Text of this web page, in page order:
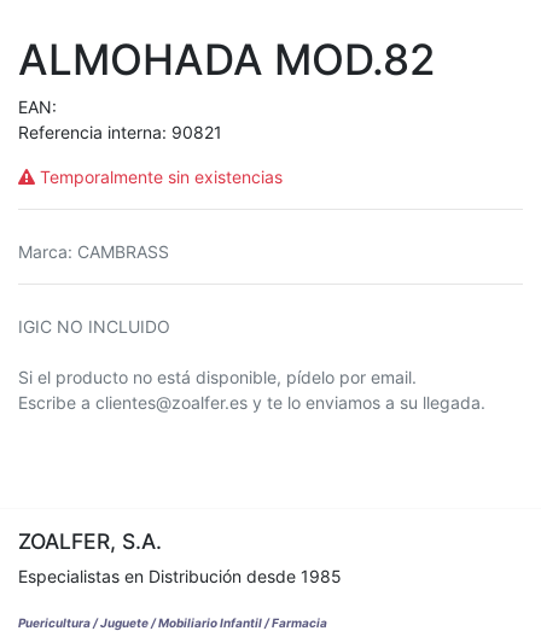
ALMOHADA MOD.82
EAN:
Referencia interna: 90821
Temporalmente sin existencias
Marca: CAMBRASS
IGIC NO INCLUIDO
Si el producto no está disponible, pídelo por email.
Escribe a clientes@zoalfer.es y te lo enviamos a su llegada.
ZOALFER, S.A.
Especialistas en Distribución desde 1985
Puericultura / Juguete / Mobiliario Infantil / Farmacia